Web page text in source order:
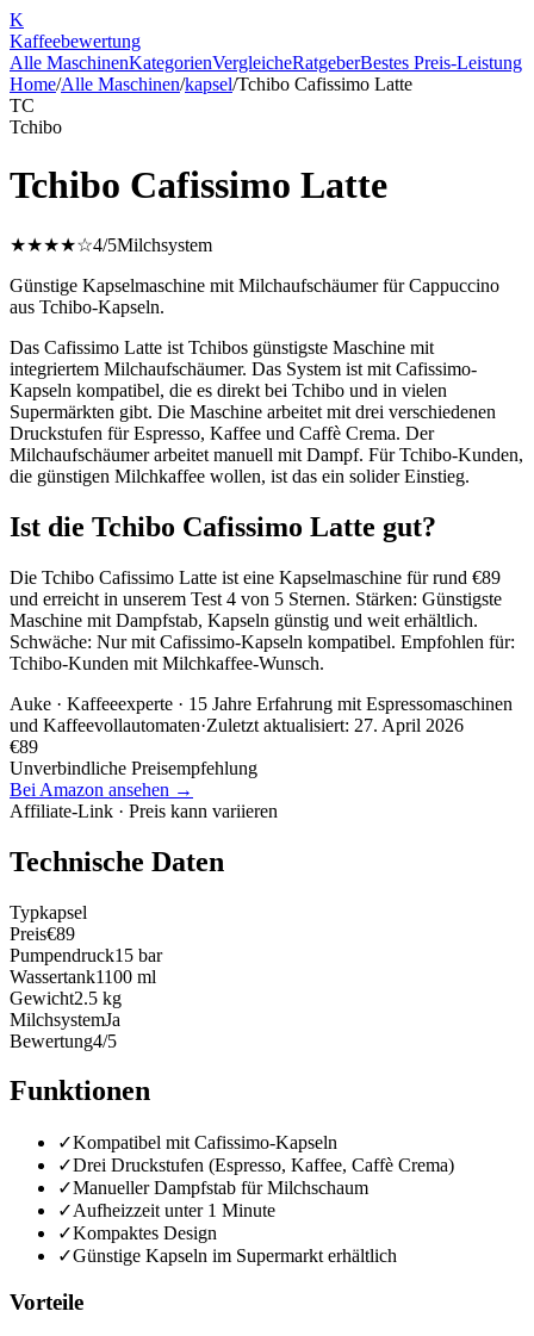
K
Kaffeebewertung
Alle MaschinenKategorienVergleicheRatgeberBestes Preis-Leistung
Home/Alle Maschinen/kapsel/Tchibo Cafissimo Latte
TC
Tchibo
Tchibo Cafissimo Latte
★★★★☆4/5Milchsystem
Günstige Kapselmaschine mit Milchaufschäumer für Cappuccino
aus Tchibo-Kapseln.
Das Cafissimo Latte ist Tchibos günstigste Maschine mit
integriertem Milchaufschäumer. Das System ist mit Cafissimo-
Kapseln kompatibel, die es direkt bei Tchibo und in vielen
Supermärkten gibt. Die Maschine arbeitet mit drei verschiedenen
Druckstufen für Espresso, Kaffee und Caffè Crema. Der
Milchaufschäumer arbeitet manuell mit Dampf. Für Tchibo-Kunden,
die günstigen Milchkaffee wollen, ist das ein solider Einstieg.
Ist die Tchibo Cafissimo Latte gut?
Die Tchibo Cafissimo Latte ist eine Kapselmaschine für rund €89
und erreicht in unserem Test 4 von 5 Sternen. Stärken: Günstigste
Maschine mit Dampfstab, Kapseln günstig und weit erhältlich.
Schwäche: Nur mit Cafissimo-Kapseln kompatibel. Empfohlen für:
Tchibo-Kunden mit Milchkaffee-Wunsch.
Auke · Kaffeeexperte · 15 Jahre Erfahrung mit Espressomaschinen
und Kaffeevollautomaten·Zuletzt aktualisiert: 27. April 2026
€89
Unverbindliche Preisempfehlung
Bei Amazon ansehen →
Affiliate-Link · Preis kann variieren
Technische Daten
Typkapsel
Preis€89
Pumpendruck15 bar
Wassertank1100 ml
Gewicht2.5 kg
MilchsystemJa
Bewertung4/5
Funktionen
✓Kompatibel mit Cafissimo-Kapseln
✓Drei Druckstufen (Espresso, Kaffee, Caffè Crema)
✓Manueller Dampfstab für Milchschaum
✓Aufheizzeit unter 1 Minute
✓Kompaktes Design
✓Günstige Kapseln im Supermarkt erhältlich
Vorteile